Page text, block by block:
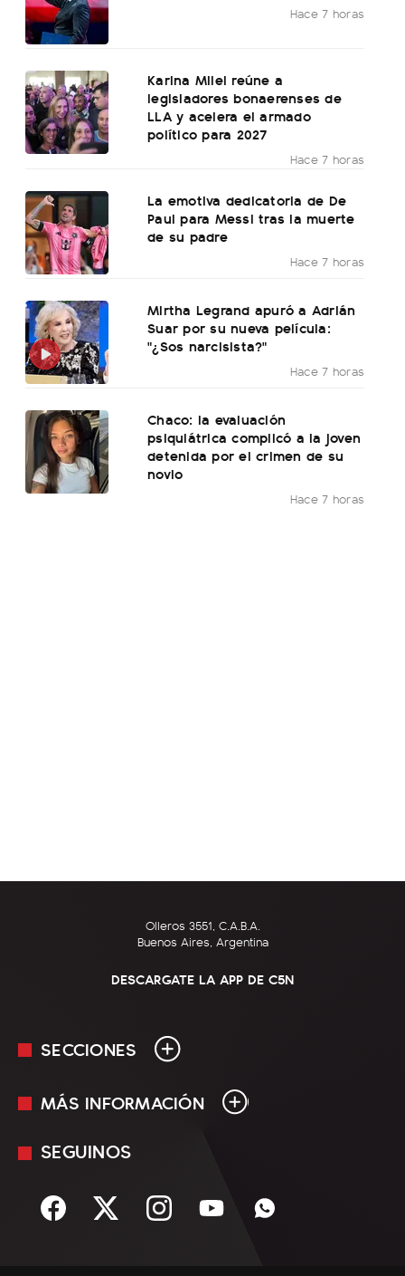
Hace 7 horas
Karina Milei reúne a
legisladores bonaerenses de
LLA y acelera el armado
político para 2027
Hace 7 horas
La emotiva dedicatoria de De
Paul para Messi tras la muerte
de su padre
Hace 7 horas
Mirtha Legrand apuró a Adrián
Suar por su nueva película:
"¿Sos narcisista?"
Hace 7 horas
Chaco: la evaluación
psiquiátrica complicó a la joven
detenida por el crimen de su
novio
Hace 7 horas
Olleros 3551, C.A.B.A.
Buenos Aires, Argentina
DESCARGATE LA APP DE C5N
SECCIONES
En Vivo
Sociedad
MÁS INFORMACIÓN
Mediakit
Términos y condiciones
SEGUINOS